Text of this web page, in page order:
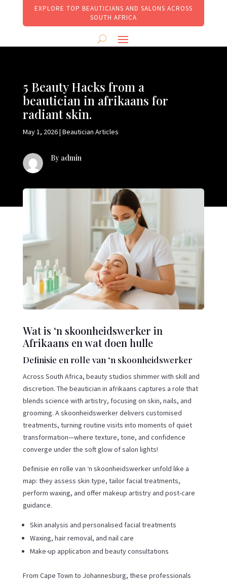
EXPLORE TOP BEAUTICIANS AND SALONS ACROSS
SOUTH AFRICA
5 Beauty Hacks from a
beautician in afrikaans for
radiant skin.
May 1, 2026| Beautician Articles
By admin
Wat is ‘n skoonheidswerker in
Afrikaans en wat doen hulle
Definisie en rolle van ‘n skoonheidswerker
Across South Africa, beauty studios shimmer with skill and
discretion. The beautician in afrikaans captures a role that
blends science with artistry, focusing on skin, nails, and
grooming. A skoonheidswerker delivers customised
treatments, turning routine visits into moments of quiet
transformation—where texture, tone, and confidence
converge under the soft glow of salon lights!
Definisie en rolle van ‘n skoonheidswerker unfold like a
map: they assess skin type, tailor facial treatments,
perform waxing, and offer makeup artistry and post-care
guidance.
Skin analysis and personalised facial treatments
Waxing, hair removal, and nail care
Make-up application and beauty consultations
From Cape Town to Johannesburg, these professionals